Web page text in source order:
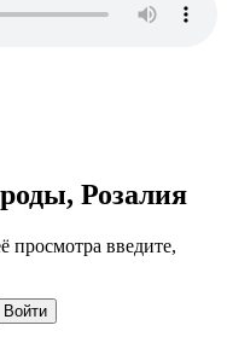
Розалия
просмотра введите,